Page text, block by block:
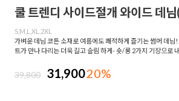
쿨 트렌디 사이드절개 와이드 데
S,M,L,XL,2XL
가벼운 데님 코튼 소재로 여름에도 쾌적하게 즐기는 썸머 데님
트가 만나 다리는 더욱 길고 슬림 하게- 숏/롱 2가지 기장으로
39,800 31,90020%